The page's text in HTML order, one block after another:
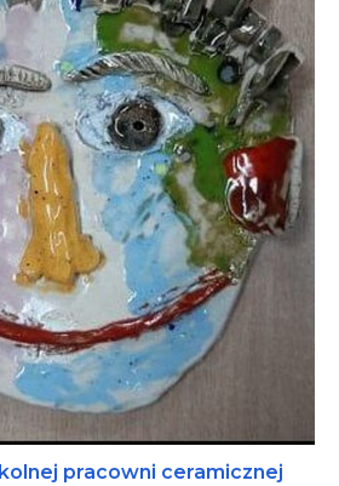
pracowni ceramicznej